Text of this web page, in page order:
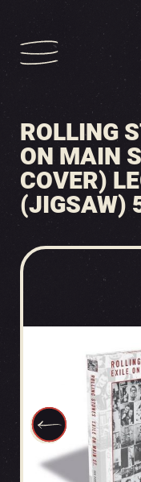
ROLLING
ON MAIN
COVER)
(JIGSAW)